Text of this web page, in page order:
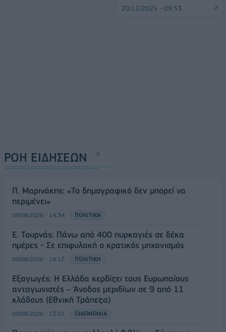
20/11/2025 - 09:53
ΡΟΗ ΕΙΔΗΣΕΩΝ
Π. Μαρινάκης: «Το δημογραφικό δεν μπορεί να
περιμένει»
09/08/2026 - 14:34 ΠΟΛΙΤΙΚΗ
Ε. Τουρνάς: Πάνω από 400 πυρκαγιές σε δέκα
ημέρες - Σε επιφυλακή ο κρατικός μηχανισμός
09/08/2026 - 14:17 ΠΟΛΙΤΙΚΗ
Εξαγωγές: Η Ελλάδα κερδίζει τους Ευρωπαίους
ανταγωνιστές – Άνοδος μεριδίων σε 9 από 11
κλάδους (Εθνική Τράπεζα)
09/08/2026 - 13:51 ΟΙΚΟΝΟΜΙΑ